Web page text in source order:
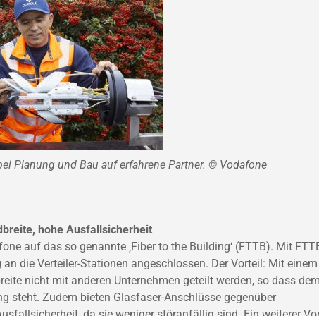
Planung und Bau auf erfahrene Partner. © Vodafone
hohe Ausfallsicherheit
auf das so genannte ‚Fiber to the Building‘ (FTTB). Mit
die Verteiler-Stationen angeschlossen. Der Vorteil: Mit einem
nicht mit anderen Unternehmen geteilt werden, so dass dem
steht. Zudem bieten Glasfaser-Anschlüsse gegenüber